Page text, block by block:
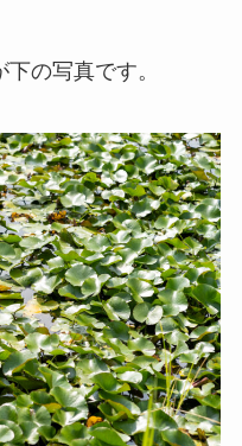
の写真です。